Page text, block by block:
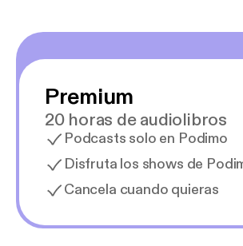
Premium
20 horas de audiolibros
Podcasts solo en Podimo
Disfruta los shows de
Cancela cuando quieras